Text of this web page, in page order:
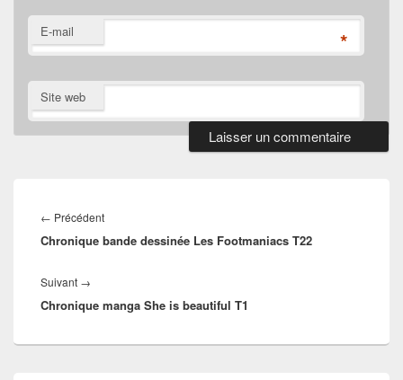
E-mail *
Site web
de
l’article
← PrécédentArticle
précédent :
Chronique bande dessinée Les Footmaniacs T22
Suivant →
suivant :
Chronique manga She is beautiful T1